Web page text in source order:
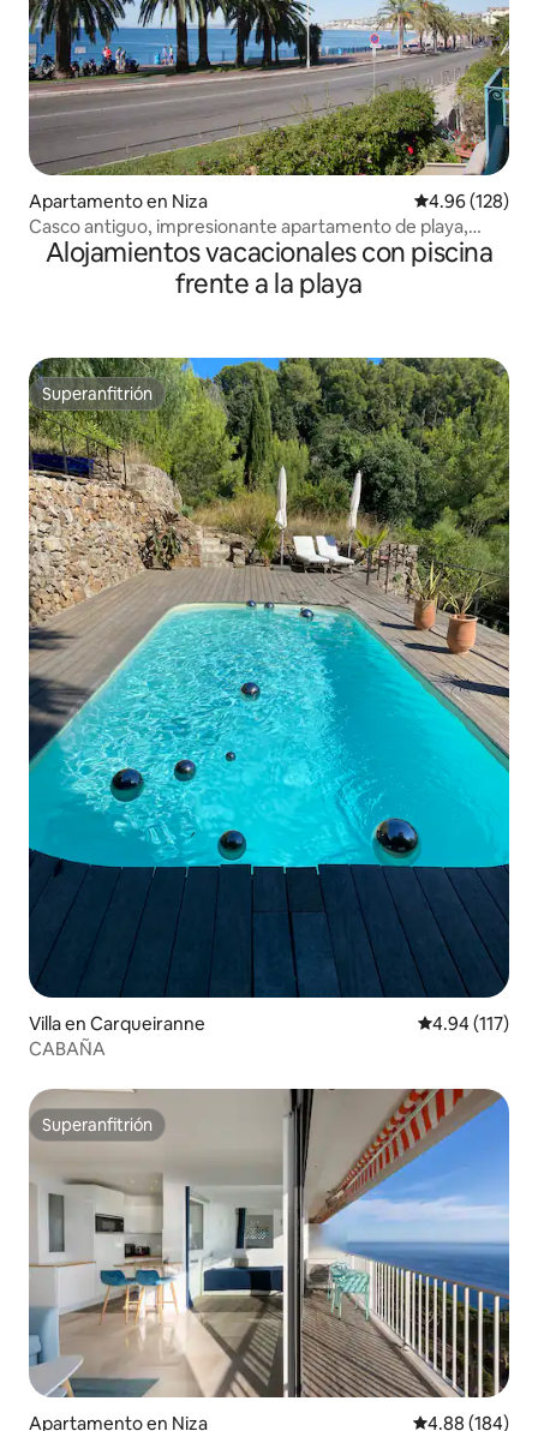
Apartamento en Niza Calificación
4.96 (128)
Casco antiguo, impresionante apartamento de playa,
vistas al mar
Alojamientos vacacionales con piscina
frente a la playa
Superanfitrión
Superanfitrión
Villa en Carqueiranne Calificación
4.94 (117)
CABAÑA
Superanfitrión
Superanfitrión
Apartamento en Niza Calificación
4.88 (184)